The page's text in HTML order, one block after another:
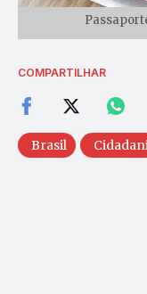
COMPARTILHAR
Brasil